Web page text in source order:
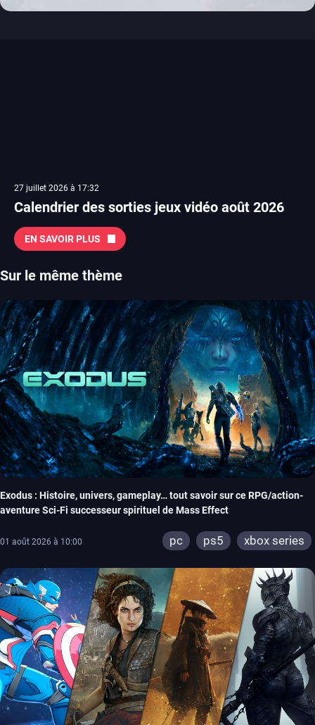
27 juillet 2026 à 17:32
Calendrier des sorties jeux vidéo août 2026
EN SAVOIR PLUS
Sur le même thème
Exodus : Histoire, univers, gameplay… tout savoir sur ce RPG/action-
aventure Sci-Fi successeur spirituel de Mass Effect
01 août 2026 à 10:00 pc ps5 xbox series